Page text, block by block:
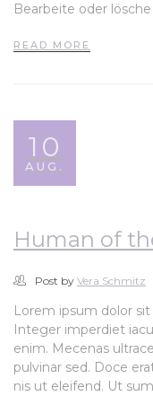
Bearbeite oder
READ MORE
10
AUG.
Human of
Post by Vera Schmitz
Lorem ipsum dolor
Integer imperdiet
enim. Mecenas
pulvinar sed. Doce
nis ut eleifend. Ut